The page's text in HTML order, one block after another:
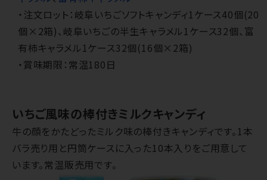
・注文ロット：岐阜いちごソフトキャンディ1ケース40個(20
個×2箱)、岐阜いちごの半生キャラメル1ケース32個、富
有柿キャラメル1ケース32個(16個×2箱)
・賞味期限：常温180日
いちご風味の棒付きミルクキャンディ
牛の顔をかたどったミルク味の棒付きキャンディです。1本
バラ売り用と円筒ケースに入った10本入りをご用意して
います。常温販売用です。